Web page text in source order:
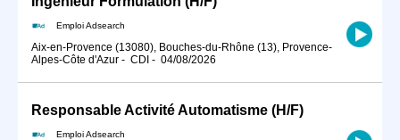
Emploi Adsearch
Aix-en-Provence (13080), Bouches-du-Rhône (13), Provence-
Alpes-Côte d'Azur - CDI - 04/08/2026
Responsable Activité Automatisme (H/F)
Emploi Adsearch